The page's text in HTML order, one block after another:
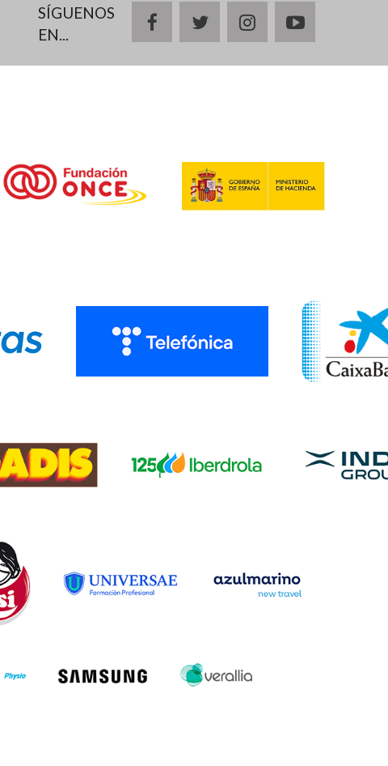
SÍGUENOS
EN...
facebooktwitterinstagramyoutube